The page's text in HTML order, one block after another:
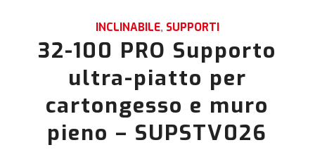
INCLINABILE, SUPPORTI
32-100 PRO Supporto
ultra-piatto per
cartongesso e muro
pieno – SUPSTV026